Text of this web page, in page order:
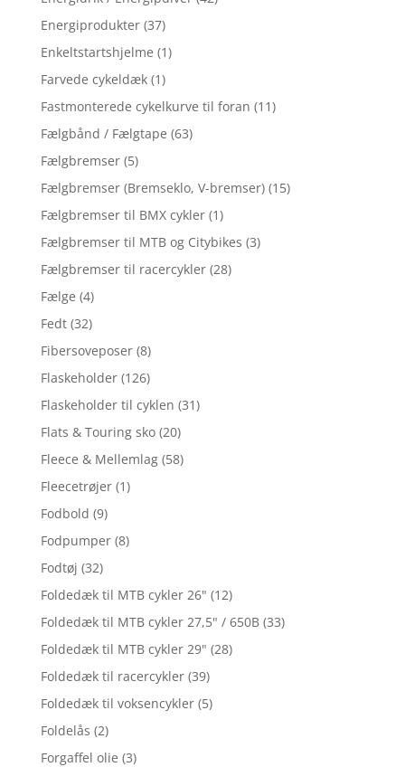
Energiprodukter (37)
Enkeltstartshjelme (1)
Farvede cykeldæk (1)
Fastmonterede cykelkurve til foran (11)
Fælgbånd / Fælgtape (63)
Fælgbremser (5)
Fælgbremser (Bremseklo, V-bremser) (15)
Fælgbremser til BMX cykler (1)
Fælgbremser til MTB og Citybikes (3)
Fælgbremser til racercykler (28)
Fælge (4)
Fedt (32)
Fibersoveposer (8)
Flaskeholder (126)
Flaskeholder til cyklen (31)
Flats & Touring sko (20)
Fleece & Mellemlag (58)
Fleecetrøjer (1)
Fodbold (9)
Fodpumper (8)
Fodtøj (32)
Foldedæk til MTB cykler 26" (12)
Foldedæk til MTB cykler 27,5" / 650B (33)
Foldedæk til MTB cykler 29" (28)
Foldedæk til racercykler (39)
Foldedæk til voksencykler (5)
Foldelås (2)
Forgaffel olie (3)